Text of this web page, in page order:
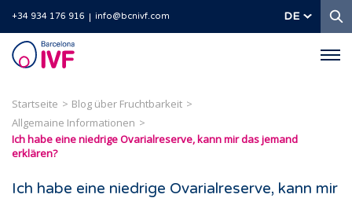
+34 934 176 916 info@bcnivf.com DE
Barcelona
IVF
Startseite
Blog über Fruchtbarkeit
Allgemaine Informationen
Ich habe eine niedrige Ovarialreserve, kann mir das jemand
erklären?
Ich habe eine niedrige Ovarialreserve, kann mir